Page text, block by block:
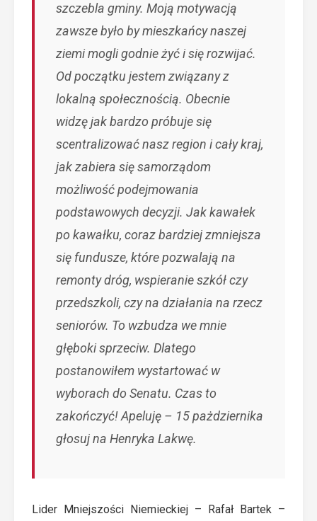
szczebla gminy. Moją motywacją
zawsze było by mieszkańcy naszej
ziemi mogli godnie żyć i się rozwijać.
Od początku jestem związany z
lokalną społecznością. Obecnie
widzę jak bardzo próbuje się
scentralizować nasz region i cały kraj,
jak zabiera się samorządom
możliwość podejmowania
podstawowych decyzji. Jak kawałek
po kawałku, coraz bardziej zmniejsza
się fundusze, które pozwalają na
remonty dróg, wspieranie szkół czy
przedszkoli, czy na działania na rzecz
seniorów. To wzbudza we mnie
głęboki sprzeciw. Dlatego
postanowiłem wystartować w
wyborach do Senatu. Czas to
zakończyć! Apeluję – 15 pażdziernika
głosuj na Henryka Lakwę.
Lider Mniejszości Niemieckiej – Rafał Bartek –